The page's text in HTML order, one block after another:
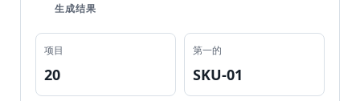
生成结果
项目
20
第一的
SKU-01